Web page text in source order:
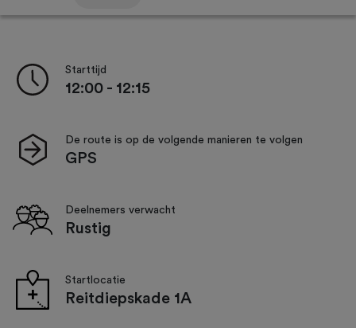
Starttijd
12:00 - 12:15
De route is op de volgende manieren te volgen
GPS
Deelnemers verwacht
Rustig
Startlocatie
Reitdiepskade 1A